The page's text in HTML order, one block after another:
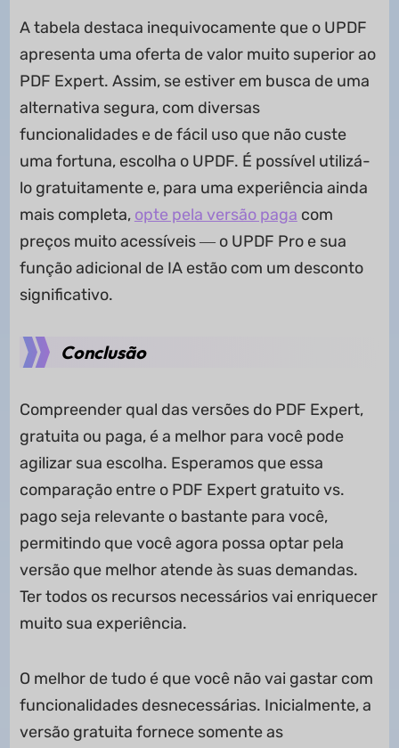
A tabela destaca inequivocamente que o UPDF
apresenta uma oferta de valor muito superior ao
PDF Expert. Assim, se estiver em busca de uma
alternativa segura, com diversas
funcionalidades e de fácil uso que não custe
uma fortuna, escolha o UPDF. É possível utilizá-
lo gratuitamente e, para uma experiência ainda
mais completa, opte pela versão paga com
preços muito acessíveis ― o UPDF Pro e sua
função adicional de IA estão com um desconto
significativo.
Conclusão
Compreender qual das versões do PDF Expert,
gratuita ou paga, é a melhor para você pode
agilizar sua escolha. Esperamos que essa
comparação entre o PDF Expert gratuito vs.
pago seja relevante o bastante para você,
permitindo que você agora possa optar pela
versão que melhor atende às suas demandas.
Ter todos os recursos necessários vai enriquecer
muito sua experiência.
O melhor de tudo é que você não vai gastar com
funcionalidades desnecessárias. Inicialmente, a
versão gratuita fornece somente as